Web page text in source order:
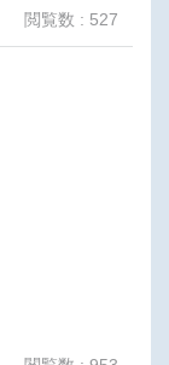
閲覧数 : 527